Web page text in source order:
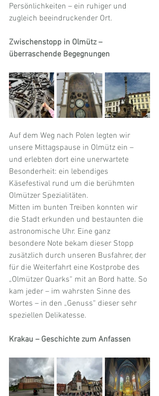
Persönlichkeiten – ein ruhiger und
zugleich beeindruckender Ort.
Zwischenstopp in Olmütz –
überraschende Begegnungen
Auf dem Weg nach Polen legten wir
unsere Mittagspause in Olmütz ein –
und erlebten dort eine unerwartete
Besonderheit: ein lebendiges
Käsefestival rund um die berühmten
Olmützer Spezialitäten.
Mitten im bunten Treiben konnten wir
die Stadt erkunden und bestaunten die
astronomische Uhr. Eine ganz
besondere Note bekam dieser Stopp
zusätzlich durch unseren Busfahrer, der
für die Weiterfahrt eine Kostprobe des
„Olmützer Quarks“ mit an Bord hatte. So
kam jeder – im wahrsten Sinne des
Wortes – in den „Genuss“ dieser sehr
speziellen Delikatesse.
Krakau – Geschichte zum Anfassen